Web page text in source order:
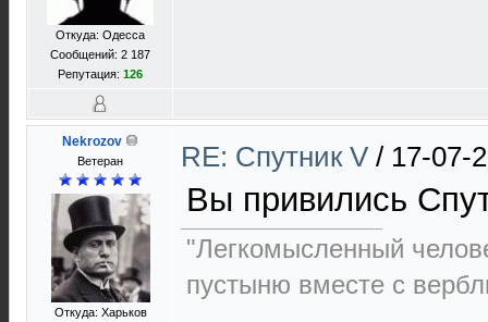
Откуда: Одесса
Сообщений: 2 187
Репутация: 126
Nekrozov
Ветеран
Откуда: Харьков
RE: Спутник V / 17-07-
Вы привились
"Легкомысленный
пустыню вместе с